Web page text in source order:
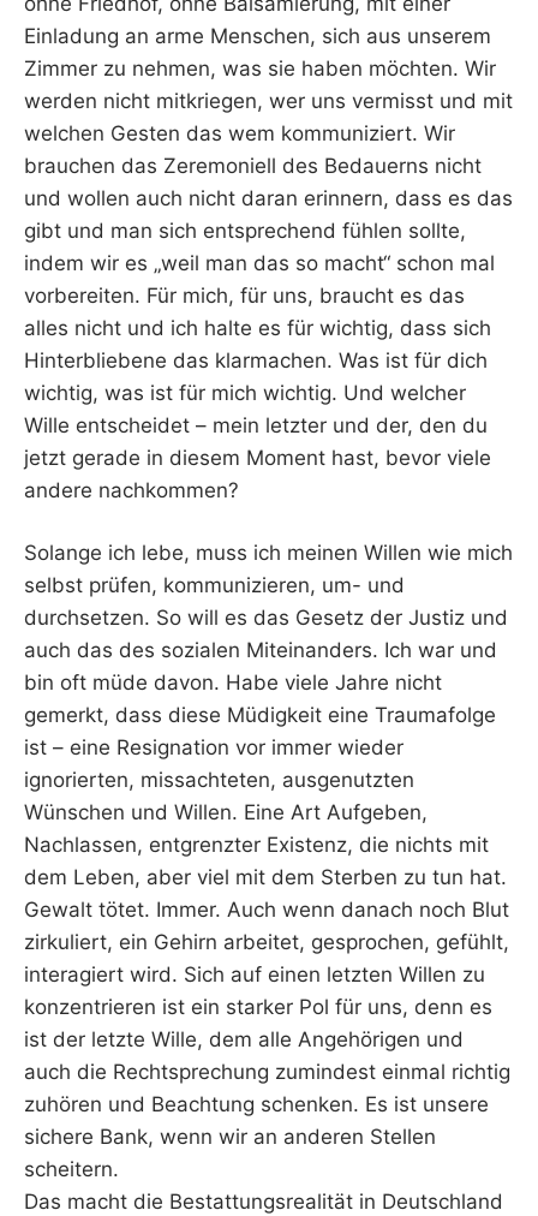
Einladung an arme Menschen, sich aus unserem
Zimmer zu nehmen, was sie haben möchten. Wir
werden nicht mitkriegen, wer uns vermisst und mit
welchen Gesten das wem kommuniziert. Wir
brauchen das Zeremoniell des Bedauerns nicht
und wollen auch nicht daran erinnern, dass es das
gibt und man sich entsprechend fühlen sollte,
indem wir es „weil man das so macht“ schon mal
vorbereiten. Für mich, für uns, braucht es das
alles nicht und ich halte es für wichtig, dass sich
Hinterbliebene das klarmachen. Was ist für dich
wichtig, was ist für mich wichtig. Und welcher
Wille entscheidet – mein letzter und der, den du
jetzt gerade in diesem Moment hast, bevor viele
andere nachkommen?
Solange ich lebe, muss ich meinen Willen wie mich
selbst prüfen, kommunizieren, um- und
durchsetzen. So will es das Gesetz der Justiz und
auch das des sozialen Miteinanders. Ich war und
bin oft müde davon. Habe viele Jahre nicht
gemerkt, dass diese Müdigkeit eine Traumafolge
ist – eine Resignation vor immer wieder
ignorierten, missachteten, ausgenutzten
Wünschen und Willen. Eine Art Aufgeben,
Nachlassen, entgrenzter Existenz, die nichts mit
dem Leben, aber viel mit dem Sterben zu tun hat.
Gewalt tötet. Immer. Auch wenn danach noch Blut
zirkuliert, ein Gehirn arbeitet, gesprochen, gefühlt,
interagiert wird. Sich auf einen letzten Willen zu
konzentrieren ist ein starker Pol für uns, denn es
ist der letzte Wille, dem alle Angehörigen und
auch die Rechtsprechung zumindest einmal richtig
zuhören und Beachtung schenken. Es ist unsere
sichere Bank, wenn wir an anderen Stellen
scheitern.
Das macht die Bestattungsrealität in Deutschland